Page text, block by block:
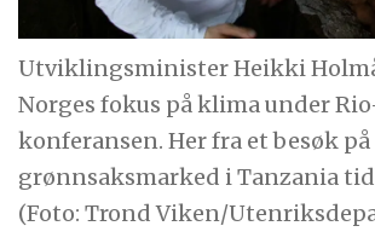
Utviklingsminister Heikki
Norges fokus på klima under
konferansen. Her fra et besøk på
grønnsaksmarked i Tanzania
(Foto: Trond Viken/